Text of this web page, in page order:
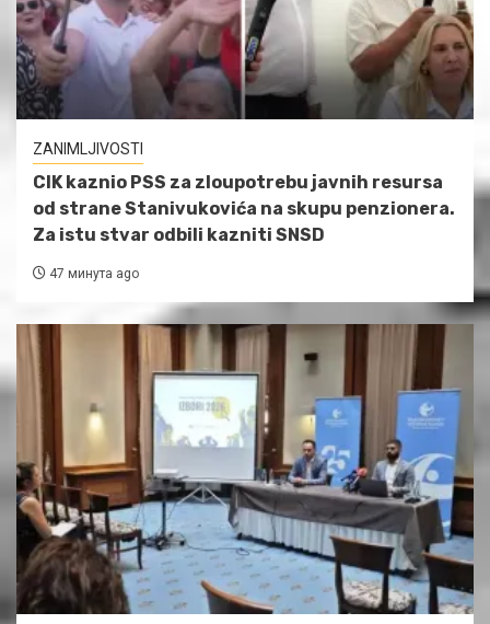
ZANIMLJIVOSTI
CIK kaznio PSS za zloupotrebu javnih resursa
od strane Stanivukovića na skupu penzionera.
Za istu stvar odbili kazniti SNSD
47 минута ago